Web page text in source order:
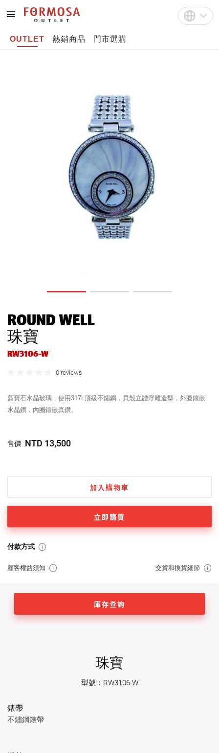
註冊
OUTLET 熱銷商品 門市選購
ROUND WELL
珠寶
RW3106-W
0 reviews
藍寶石水晶玻璃，使用317L頂級不鏽鋼，貝殼立體浮雕造型，外圈鑲嵌
水晶鑽，內圈鑲嵌真鑽。
售價 NTD 13,500
付款方式
加入購物車
立即購買
顧客權益須知 交貨和換貨細節
庫存查詢
珠寶
型號：RW3106-W
錶帶
不鏽鋼錶帶